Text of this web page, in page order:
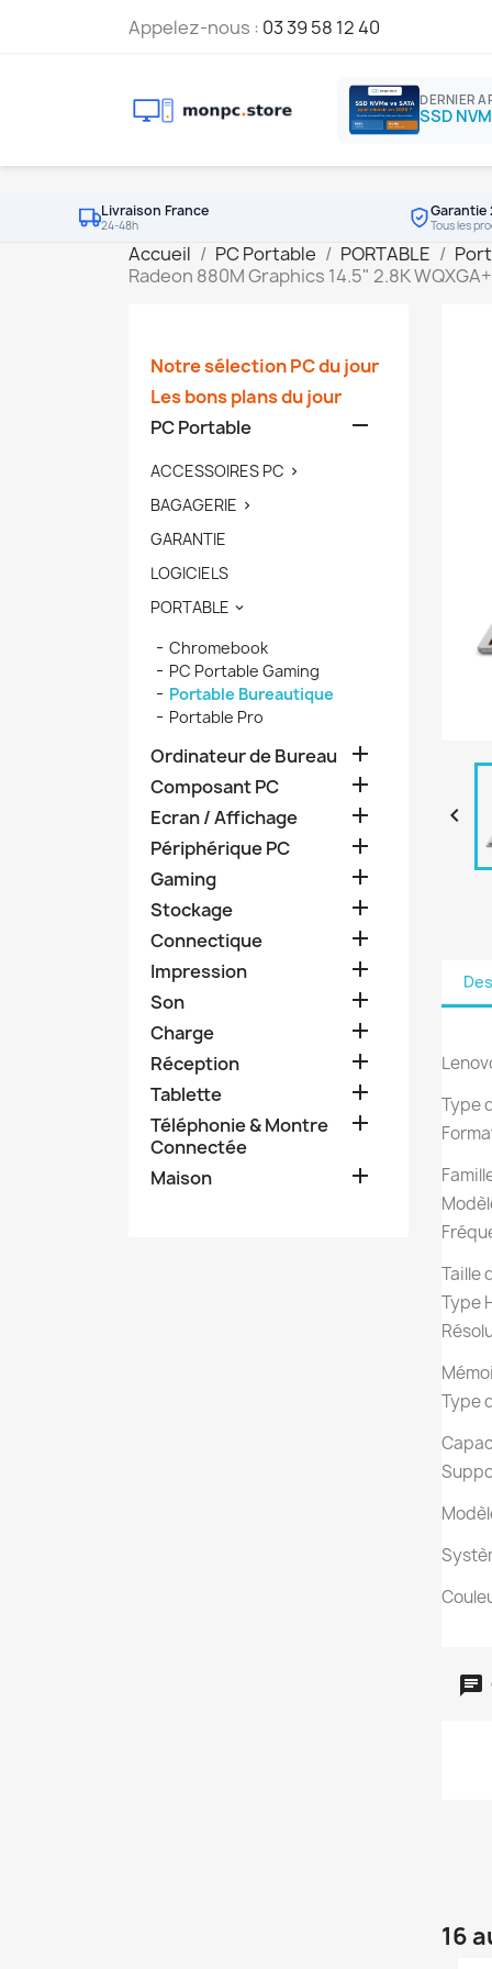
Appelez-nous : 03 39 58 12 40
DERNIER
Livraison France
24-48h
Garantie
Tous les
Accueil PC Portable PORTABLE
Radeon 880M Graphics 14.5" 2.8K
Notre sélection PC du jour
Les bons plans du jour
PC Portable

ACCESSOIRES PC 
BAGAGERIE 
GARANTIE
LOGICIELS
PORTABLE 
Chromebook
PC Portable Gaming
Portable Bureautique
Portable Pro
Ordinateur de Bureau 
Composant PC 
Ecran / Affichage 
Périphérique PC 
Gaming 
Stockage 
Connectique 
Impression 
Son 
Charge 
Réception 
Tablette 
Téléphonie & Montre
Connectée

Maison 

Type
Taille
Type
Type
16